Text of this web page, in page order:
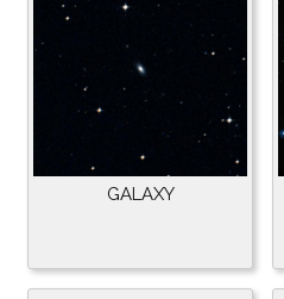
GALAXY